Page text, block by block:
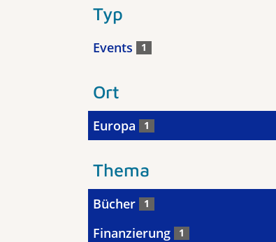
Typ
Events 1
Ort
Europa 1
Thema
Bücher 1
Finanzierung 1